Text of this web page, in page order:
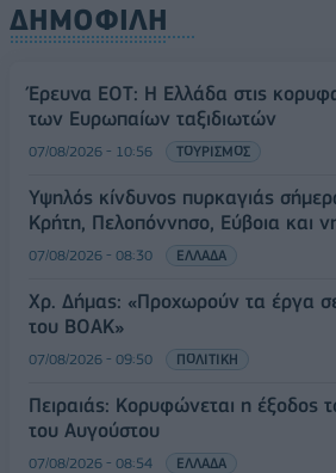
ΔΗΜΟΦΙΛΗ
Έρευνα ΕΟΤ: Η Ελλάδα στις
των Ευρωπαίων ταξιδιωτών
07/08/2026 - 10:56 ΤΟΥΡΙΣΜΟΣ
Υψηλός κίνδυνος πυρκαγιάς
Κρήτη, Πελοπόννησο, Εύβοια και
07/08/2026 - 08:30 ΕΛΛΑΔΑ
Χρ. Δήμας: «Προχωρούν τα έργα
του ΒΟΑΚ»
07/08/2026 - 09:50 ΠΟΛΙΤΙΚΗ
Πειραιάς: Κορυφώνεται η έξοδος
του Αυγούστου
07/08/2026 - 08:54 ΕΛΛΑΔΑ